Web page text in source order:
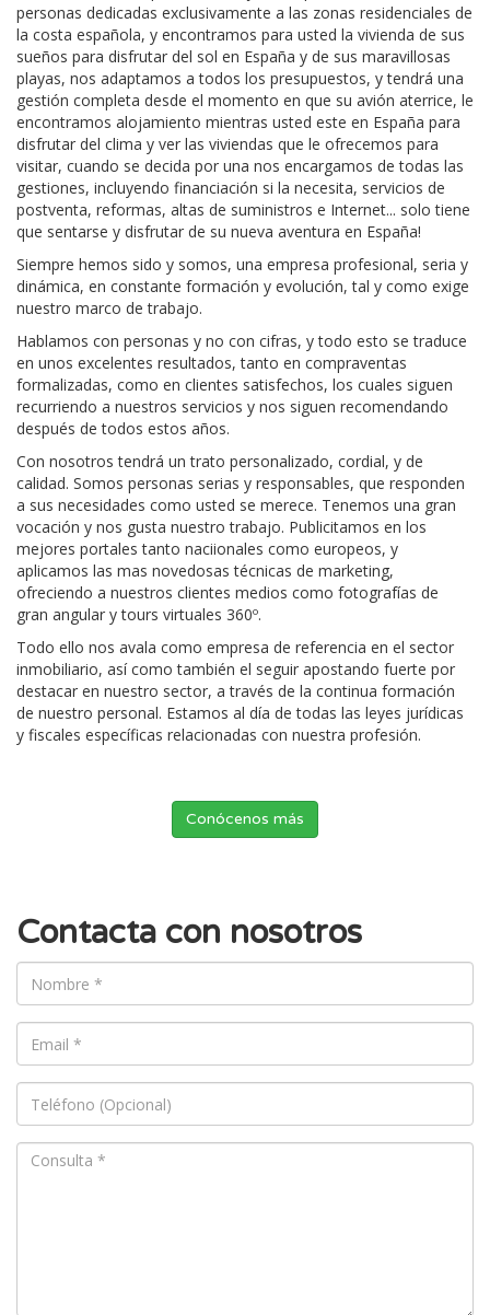
personas dedicadas exclusivamente a las zonas residenciales de
la costa española, y encontramos para usted la vivienda de sus
sueños para disfrutar del sol en España y de sus maravillosas
playas, nos adaptamos a todos los presupuestos, y tendrá una
gestión completa desde el momento en que su avión aterrice, le
encontramos alojamiento mientras usted este en España para
disfrutar del clima y ver las viviendas que le ofrecemos para
visitar, cuando se decida por una nos encargamos de todas las
gestiones, incluyendo financiación si la necesita, servicios de
postventa, reformas, altas de suministros e Internet... solo tiene
que sentarse y disfrutar de su nueva aventura en España!
Siempre hemos sido y somos, una empresa profesional, seria y
dinámica, en constante formación y evolución, tal y como exige
nuestro marco de trabajo.
Hablamos con personas y no con cifras, y todo esto se traduce
en unos excelentes resultados, tanto en compraventas
formalizadas, como en clientes satisfechos, los cuales siguen
recurriendo a nuestros servicios y nos siguen recomendando
después de todos estos años.
Con nosotros tendrá un trato personalizado, cordial, y de
calidad. Somos personas serias y responsables, que responden
a sus necesidades como usted se merece. Tenemos una gran
vocación y nos gusta nuestro trabajo. Publicitamos en los
mejores portales tanto naciionales como europeos, y
aplicamos las mas novedosas técnicas de marketing,
ofreciendo a nuestros clientes medios como fotografías de
gran angular y tours virtuales 360º.
Todo ello nos avala como empresa de referencia en el sector
inmobiliario, así como también el seguir apostando fuerte por
destacar en nuestro sector, a través de la continua formación
de nuestro personal. Estamos al día de todas las leyes jurídicas
y fiscales específicas relacionadas con nuestra profesión.
Conócenos más
Contacta con nosotros